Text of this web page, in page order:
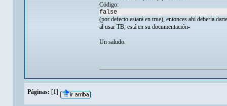
Código:
false
(por defecto estará en true), entonces ahí debería
al usar TB, está en su documentación-
Un saludo.
Páginas: [1]